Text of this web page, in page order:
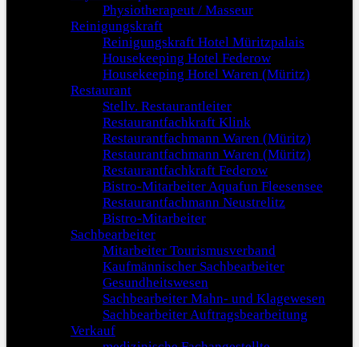
Physiotherapeut / Masseur
Reinigungskraft
Reinigungskraft Hotel Müritzpalais
Housekeeping Hotel Federow
Housekeeping Hotel Waren (Müritz)
Restaurant
Stellv. Restaurantleiter
Restaurantfachkraft Klink
Restaurantfachmann Waren (Müritz)
Restaurantfachmann Waren (Müritz)
Restaurantfachkraft Federow
Bistro-Mitarbeiter Aquafun Fleesensee
Restaurantfachmann Neustrelitz
Bistro-Mitarbeiter
Sachbearbeiter
Mitarbeiter Tourismusverband
Kaufmännischer Sachbearbeiter
Gesundheitswesen
Sachbearbeiter Mahn- und Klagewesen
Sachbearbeiter Auftragsbearbeitung
Verkauf